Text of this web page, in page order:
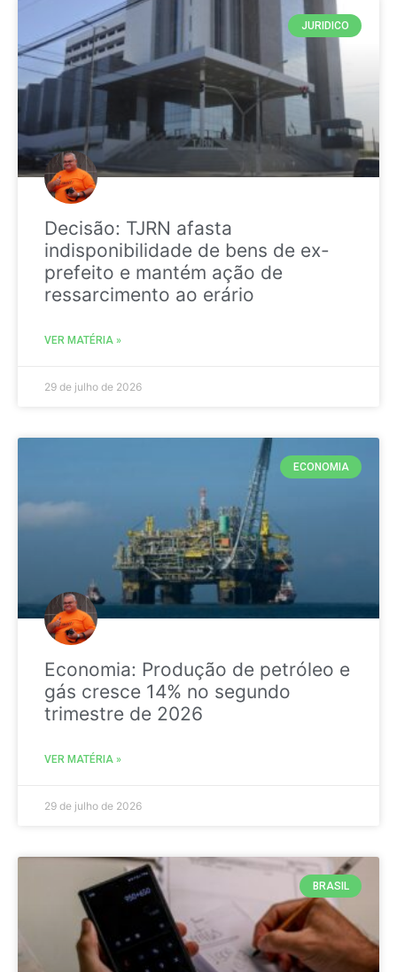
JURIDICO
Decisão: TJRN afasta
indisponibilidade de bens de ex-
prefeito e mantém ação de
ressarcimento ao erário
VER MATÉRIA »
29 de julho de 2026
ECONOMIA
Economia: Produção de petróleo e
gás cresce 14% no segundo
trimestre de 2026
VER MATÉRIA »
29 de julho de 2026
BRASIL